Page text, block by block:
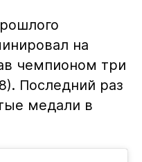
на
чемпионом три
Последний раз
медали в